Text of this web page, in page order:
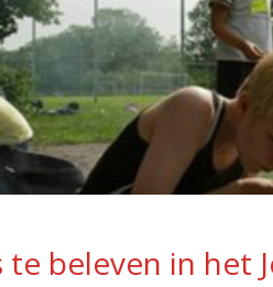
te beleven in het